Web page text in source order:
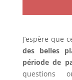
J’espère que
des belles
période de
questions